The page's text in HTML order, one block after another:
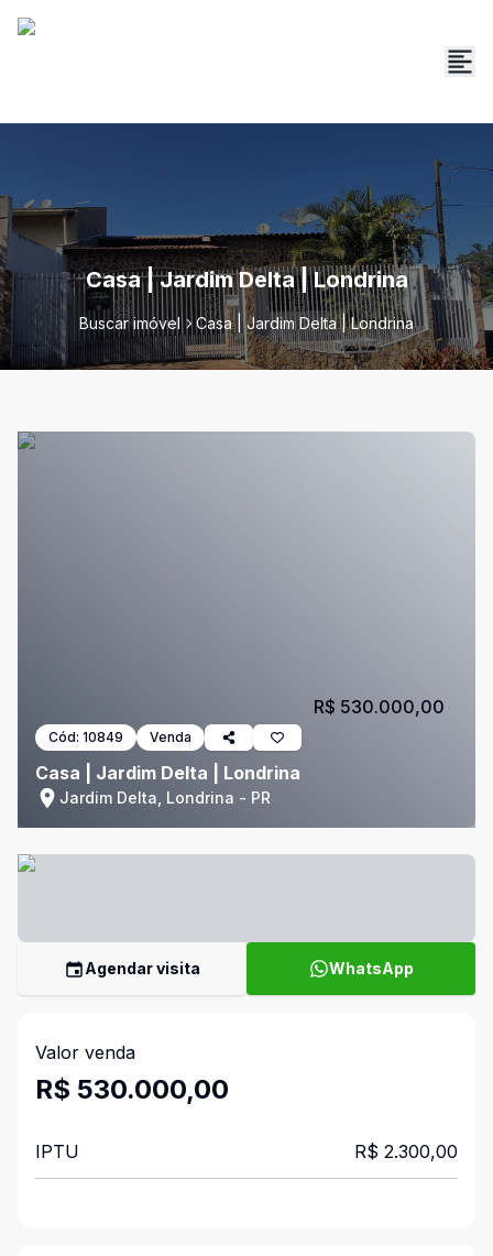
Casa | Jardim Delta | Londrina
Buscar imóvel Casa | Jardim Delta | Londrina
Cód: 10849 Venda
Casa | Jardim Delta | Londrina
Jardim Delta, Londrina - PR
R$ 530.000,00
Agendar visita WhatsApp
Valor venda
R$ 530.000,00
IPTU R$ 2.300,00